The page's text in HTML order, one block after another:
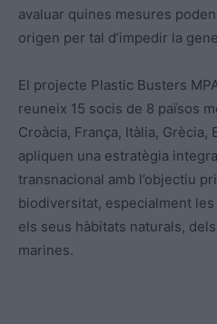
avaluar quines mesures
origen per tal d’impedir la
El projecte Plastic Busters
reuneix 15 socis de 8 països
Croàcia, França, Itàlia, Grècia,
apliquen una estratègia
transnacional amb l’objectiu
biodiversitat, especialment
els seus hàbitats naturals,
marines.